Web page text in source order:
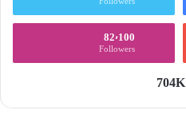
82٬100
Followers
704K